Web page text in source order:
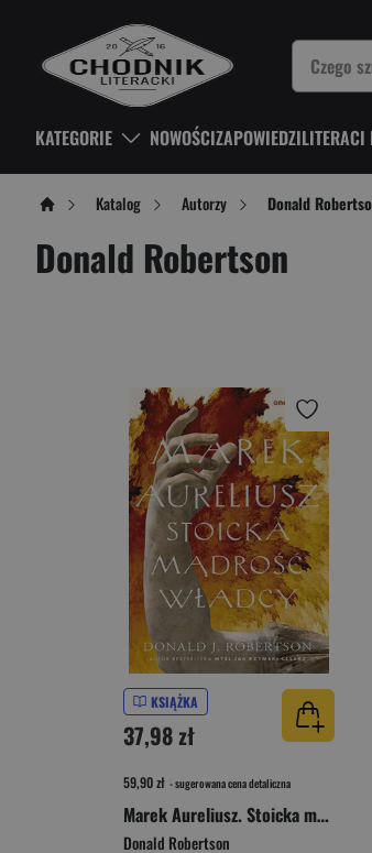
KATEGORIE NOWOŚCIZAPOWIEDZILITERACI
Katalog Autorzy Donald
Donald Robertson
KSIĄŻKA
37,98 zł
59,90 zł - sugerowana cena detaliczna
Marek Aureliusz. Stoicka mądrość władcy
Donald Robertson